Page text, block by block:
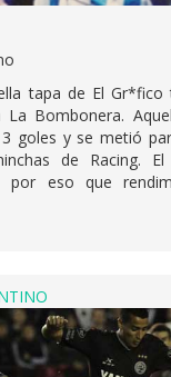
tapa de El
Bombonera.
goles y se metió
de Racing.
por eso que